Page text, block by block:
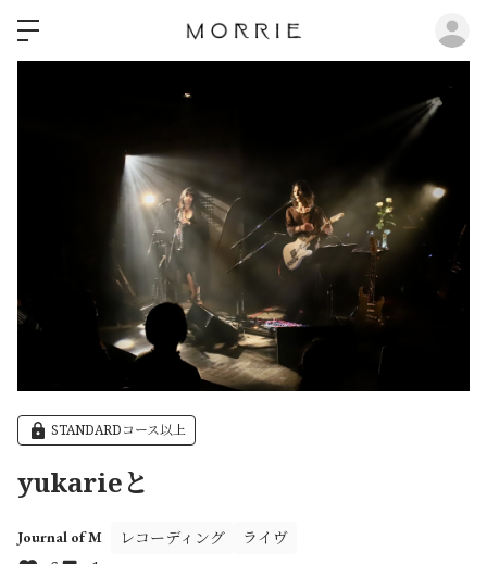
STANDARDコース以上
yukarieと
Journal of M レコーディング
ライヴ